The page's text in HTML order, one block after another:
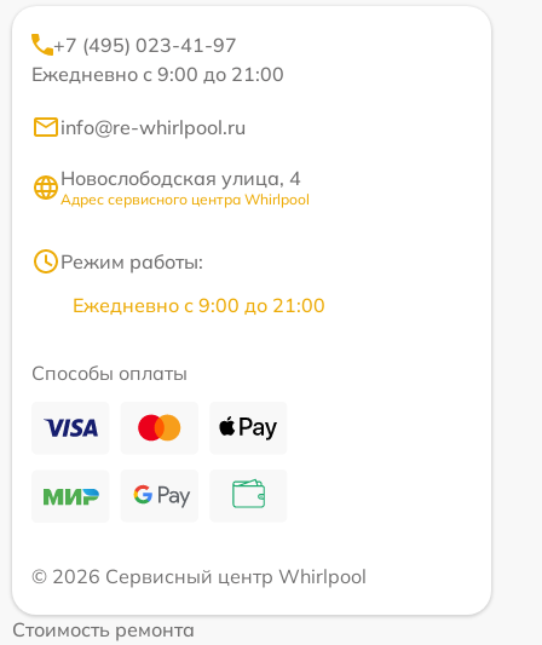
+7 (495) 023-41-97
Ежедневно с 9:00 до 21:00
info@re-whirlpool.ru
Новослободская улица, 4
Адрес сервисного центра Whirlpool
Режим работы:
Ежедневно с 9:00 до 21:00
Способы оплаты
© 2026 Сервисный центр Whirlpool
Стоимость ремонта